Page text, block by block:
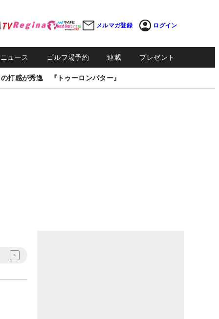
メルマガ登録 ログイン
ュース ゴルフ場予約 連載 プレゼント
打感が秀逸 『トゥーロンパター』